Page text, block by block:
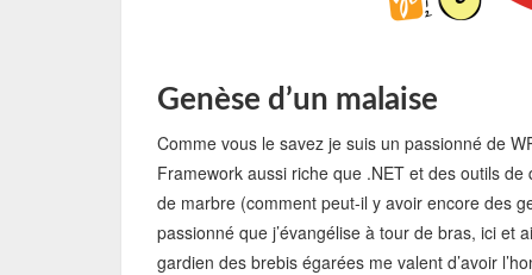
Genèse d’un malaise
Comme vous le savez je suis un passionné de
Framework aussi riche que .NET et des outils
de marbre (comment peut-il y avoir encore des
passionné que j’évangélise à tour de bras, ici et
gardien des brebis égarées me valent d’avoir